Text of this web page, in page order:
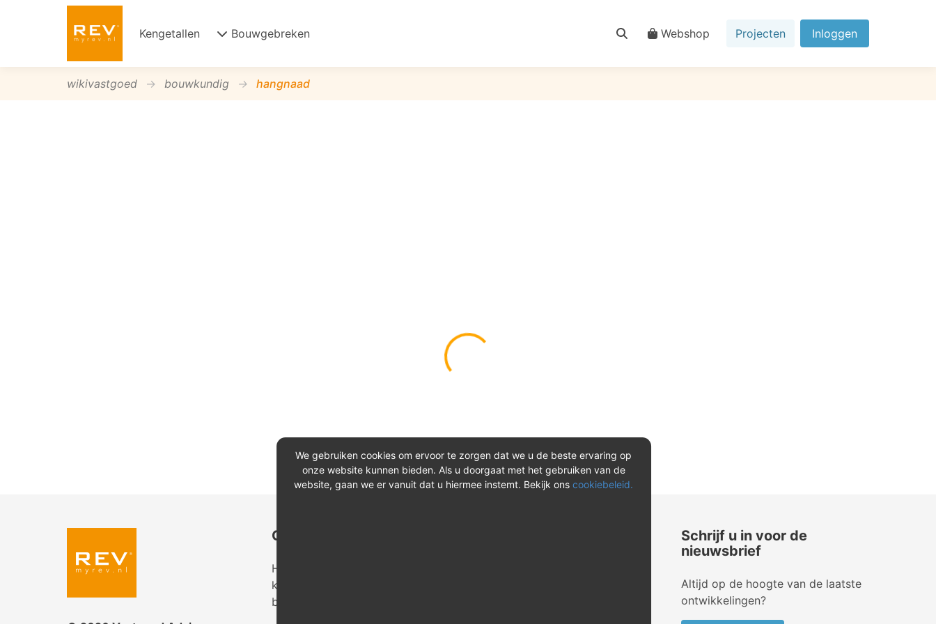
Kengetallen Bouwgebreken Webshop Projecten Inloggen
wikivastgoed bouwkundig hangnaad
Contact
Heeft u vragen? Neem tijdens
kantooruren contact met ons op of
bekijk onze instructievideo's.
Schrijf u in voor de
nieuwsbrief
Altijd op de hoogte van de laatste
ontwikkelingen?
We gebruiken cookies om ervoor te zorgen dat we u de beste ervaring op
onze website kunnen bieden. Als u doorgaat met het gebruiken van de
website, gaan we er vanuit dat u hiermee instemt. Bekijk ons cookiebeleid.